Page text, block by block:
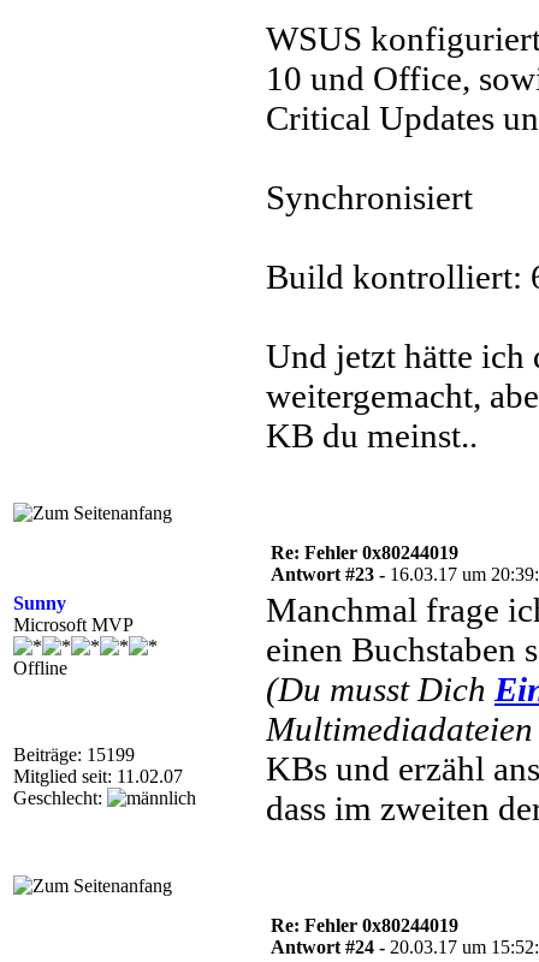
WSUS
10 und Office,
Critical Updates
Synchronisiert
Build kontrolliert:
Und jetzt hätte
weitergemacht,
KB du meinst..
Sunny
Microsoft MVP
Offline
Beiträge: 15199
Mitglied seit: 11.02.07
Geschlecht:
Re: Fehler 0x80244019
Antwort #23 - 16.03.17 um
Manchmal frage
einen Buchstaben
(Du musst Dich
KBs und erzähl
dass im zweiten
Re: Fehler 0x80244019
Antwort #24 - 20.03.17 um